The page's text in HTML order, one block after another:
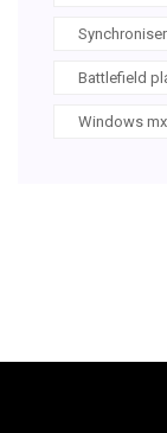
Battlefield
Windows